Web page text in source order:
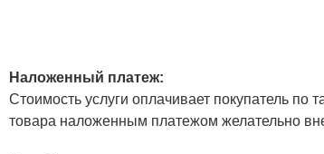
Наложенный платеж:
Стоимость услуги оплачивает покупатель по
товара наложенным платежом желательно